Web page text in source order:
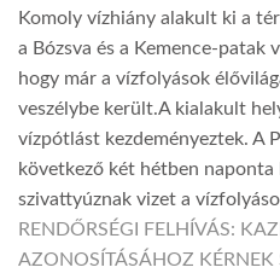
Komoly vízhiány alakult ki a
a Bózsva és a Kemence-patak
hogy már a vízfolyások
veszélybe került.A kialakult
vízpótlást kezdeményeztek. A
következő két hétben naponta
szivattyúznak vizet a
RENDŐRSÉGI FELHÍVÁS:
AZONOSÍTÁSÁHOZ KÉRNEK